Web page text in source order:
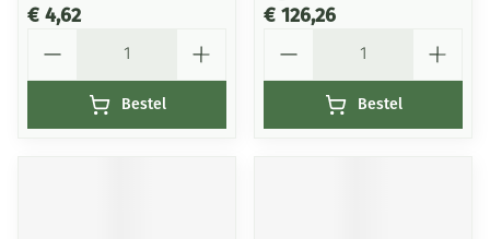
€ 4,62
Bestel
€ 126,26
Bestel